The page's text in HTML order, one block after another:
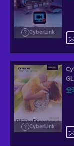
CyberLink
CyberLink
全